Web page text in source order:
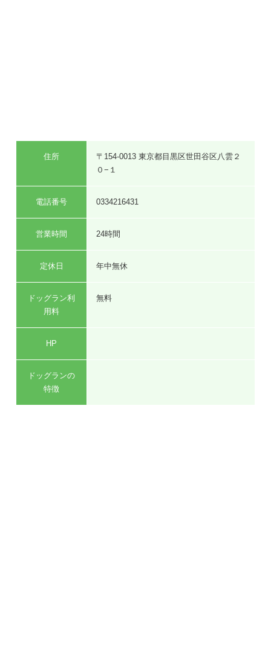
住所
〒154-0013 東京都目黒区世田谷区八雲２
０−１
電話番号 0334216431
営業時間 24時間
定休日 年中無休
ドッグラン利
用料
無料
HP
ドッグランの
特徴